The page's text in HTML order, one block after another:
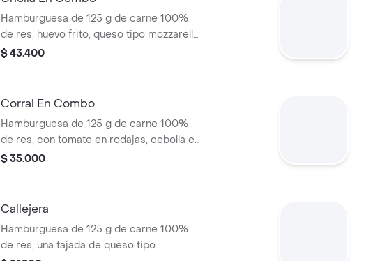
Hamburguesa de 125 g de carne 100%
de res, huevo frito, queso tipo mozzarella,
cebolla grillé, tomate en rodajas, lechuga
$ 43.400
Corral En Combo
Hamburguesa de 125 g de carne 100%
de res, con tomate en rodajas, cebolla en
rodajas, lechuga y salsas en pan ajonjolí +
$ 35.000
Callejera
Hamburguesa de 125 g de carne 100%
de res, una tajada de queso tipo